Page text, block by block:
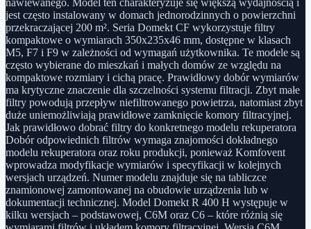
nawiewanego. Model ten charakteryzuje się większą wydajnością i
jest często instalowany w domach jednorodzinnych o powierzchni
przekraczającej 200 m². Seria Domekt CF wykorzystuje filtry
kompaktowe o wymiarach 350x235x46 mm, dostępne w klasach
M5, F7 i F9 w zależności od wymagań użytkownika. Te modele są
często wybierane do mieszkań i małych domów ze względu na
kompaktowe rozmiary i cichą pracę. Prawidłowy dobór wymiarów
ma krytyczne znaczenie dla szczelności systemu filtracji. Zbyt małe
filtry powodują przepływ niefiltrowanego powietrza, natomiast zbyt
duże uniemożliwiają prawidłowe zamknięcie komory filtracyjnej.
Jak prawidłowo dobrać filtry do konkretnego modelu rekuperatora
Dobór odpowiednich filtrów wymaga znajomości dokładnego
modelu rekuperatora oraz roku produkcji, ponieważ Komfovent
wprowadza modyfikacje wymiarów i specyfikacji w kolejnych
wersjach urządzeń. Numer modelu znajduje się na tabliczce
znamionowej zamontowanej na obudowie urządzenia lub w
dokumentacji technicznej. Model Domekt R 400 H występuje w
kilku wersjach – podstawowej, C6M oraz C6 – które różnią się